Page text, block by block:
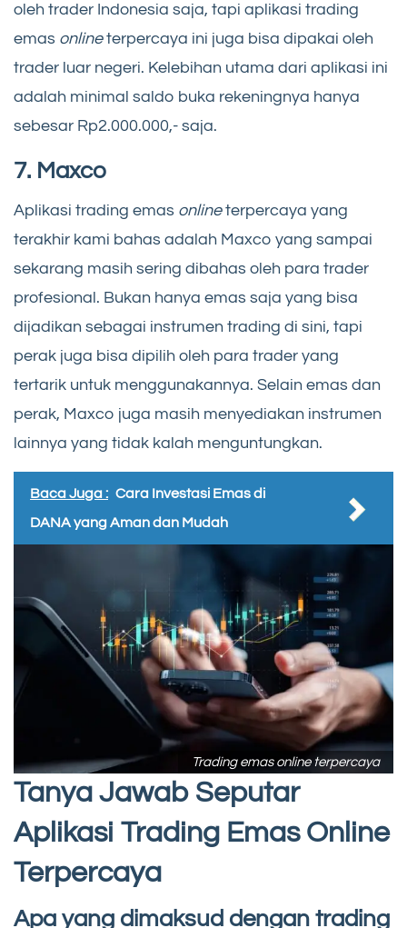
oleh trader Indonesia saja, tapi aplikasi trading
emas onlineterpercaya ini juga bisa dipakai oleh
trader luar negeri. Kelebihan utama dari aplikasi ini
adalah minimal saldo buka rekeningnya hanya
sebesar Rp2.000.000,- saja.
7. Maxco
Aplikasi trading emas onlineterpercaya yang
terakhir kami bahas adalah Maxco yang sampai
sekarang masih sering dibahas oleh para trader
profesional. Bukan hanya emas saja yang bisa
dijadikan sebagai instrumen trading di sini, tapi
perak juga bisa dipilih oleh para trader yang
tertarik untuk menggunakannya. Selain emas dan
perak, Maxco juga masih menyediakan instrumen
lainnya yang tidak kalah menguntungkan.
Baca Juga : Cara Investasi Emas di
DANA yang Aman dan Mudah
Trading emas online terpercaya
Tanya Jawab Seputar
Aplikasi Trading Emas Online
Terpercaya
Apa yang dimaksud dengan trading